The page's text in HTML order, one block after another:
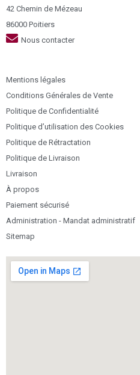
42 Chemin de Mézeau
86000 Poitiers
Nous contacter
Mentions légales
Conditions Générales de Vente
Politique de Confidentialité
Politique d’utilisation des Cookies
Politique de Rétractation
Politique de Livraison
Livraison
À propos
Paiement sécurisé
Administration - Mandat administratif
Sitemap